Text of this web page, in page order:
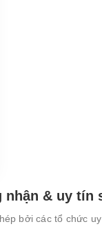
nhận & uy tín
bởi các tổ chức